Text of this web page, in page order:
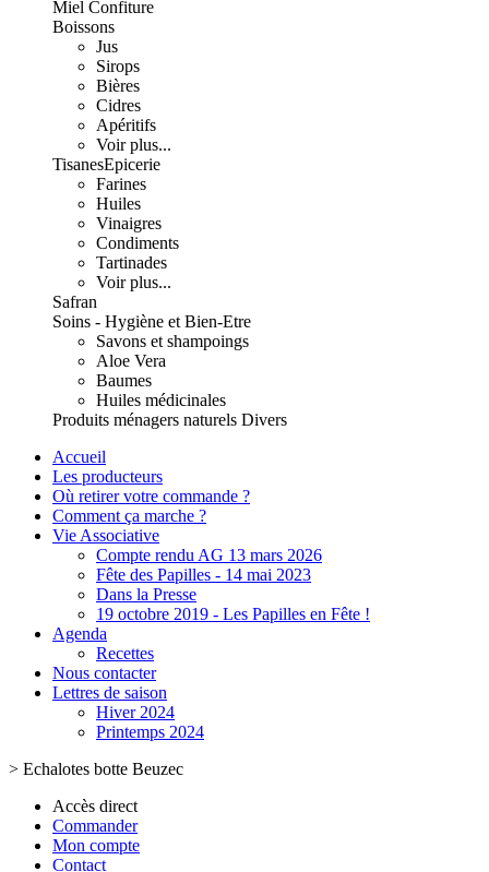
Miel Confiture
Boissons
Jus
Sirops
Bières
Cidres
Apéritifs
Voir plus...
TisanesEpicerie
Farines
Huiles
Vinaigres
Condiments
Tartinades
Voir plus...
Safran
Soins - Hygiène et Bien-Etre
Savons et shampoings
Aloe Vera
Baumes
Huiles médicinales
Produits ménagers naturels Divers
Accueil
Les producteurs
Où retirer votre commande ?
Comment ça marche ?
Vie Associative
Compte rendu AG 13 mars 2026
Fête des Papilles - 14 mai 2023
Dans la Presse
19 octobre 2019 - Les Papilles en Fête !
Agenda
Recettes
Nous contacter
Lettres de saison
Hiver 2024
Printemps 2024
> Echalotes botte Beuzec
Accès direct
Commander
Mon compte
Contact